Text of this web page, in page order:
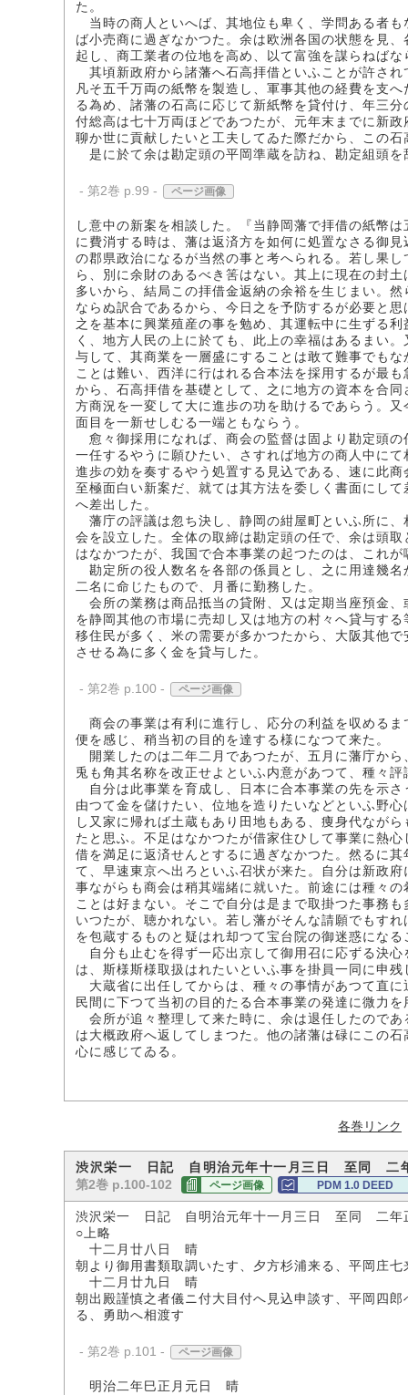
た。
当時の商人といへば、其地位も卑く、学問ある者
ば小売商に過ぎなかつた。余は欧洲各国の状態を見
起し、商工業者の位地を高め、以て富強を謀らねば
其頃新政府から諸藩へ石高拝借といふことが許さ
凡そ五千万両の紙幣を製造し、軍事其他の経費を支
る為め、諸藩の石高に応じて新紙幣を貸付け、年三
付総高は七十万両ほどであつたが、元年末までに新
聊か世に貢献したいと工夫してゐた際だから、この
是に於て余は勘定頭の平岡準蔵を訪ね、勘定組頭を
- 第2巻 p.99 - ページ画像
し意中の新案を相談した。『当静岡藩で拝借の紙幣
に費消する時は、藩は返済方を如何に処置なさる御
の郡県政治になるが当然の事と考へられる。若し果
ら、別に余財のあるべき筈はない。其上に現在の封
多いから、結局この拝借金返納の余裕を生じまい。
ならぬ訳合であるから、今日之を予防するが必要と
之を基本に興業殖産の事を勉め、其運転中に生ずる
く、地方人民の上に於ても、此上の幸福はあるまい
与して、其商業を一層盛にすることは敢て難事でも
ことは難い、西洋に行はれる合本法を採用するが最
から、石高拝借を基礎として、之に地方の資本を合
方商況を一変して大に進歩の功を助けるであらう。
面目を一新せしむる一端ともならう。
愈々御採用になれば、商会の監督は固より勘定頭
一任するやうに願ひたい、さすれば地方の商人中に
進歩の効を奏するやう処置する見込である、速に此
至極面白い新案だ、就ては其方法を委しく書面にし
へ差出した。
藩庁の評議は忽ち決し、静岡の紺屋町といふ所に
会を設立した。全体の取締は勘定頭の任で、余は頭
はなかつたが、我国で合本事業の起つたのは、これが
勘定所の役人数名を各部の係員とし、之に用達幾
二名に命じたもので、月番に勤務した。
会所の業務は商品抵当の貸附、又は定期当座預金
を静岡其他の市場に売却し又は地方の村々へ貸与す
移住民が多く、米の需要が多かつたから、大阪其他
させる為に多く金を貸与した。
- 第2巻 p.100 - ページ画像
商会の事業は有利に進行し、応分の利益を収める
便を感じ、稍当初の目的を達する様になつて来た。
開業したのは二年二月であつたが、五月に藩庁か
兎も角其名称を改正せよといふ内意があつて、種々
自分は此事業を育成し、日本に合本事業の先を示
由つて金を儲けたい、位地を造りたいなどといふ野
し又家に帰れば土蔵もあり田地もある、痩身代なが
たと思ふ。不足はなかつたが借家住ひして事業に熱
借を満足に返済せんとするに過ぎなかつた。然るに
て、早速東京へ出ろといふ召状が来た。自分は新政
事ながらも商会は稍其端緒に就いた。前途には種々
ことは好まない。そこで自分は是まで取掛つた事務
いつたが、聴かれない。若し藩がそんな請願でもす
を包蔵するものと疑はれ却つて宝台院の御迷惑にな
自分も止むを得ず一応出京して御用召に応ずる決
は、斯様斯様取扱はれたいといふ事を掛員一同に申
大蔵省に出任してからは、種々の事情があつて直
民間に下つて当初の目的たる合本事業の発達に微力
会所が追々整理して来た時に、余は退任したので
は大概政府へ返してしまつた。他の諸藩は碌にこの
心に感じてゐる。
各巻リンク
渋沢栄一 日記 自明治元年十一月三日 至同 二
第2巻 p.100-102 ページ画像 PDM 1.0 DEED
渋沢栄一 日記 自明治元年十一月三日 至同 二年
○上略
十二月廿八日 晴
朝より御用書類取調いたす、夕方杉浦来る、平岡庄
十二月廿九日 晴
朝出殿謹慎之者儀ニ付大目付へ見込申談す、平岡四
る、勇助へ相渡す
- 第2巻 p.101 - ページ画像
明治二年巳正月元日 晴